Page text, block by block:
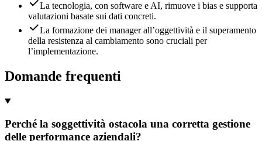
La tecnologia, con software e AI, rimuove i bias e supporta
valutazioni basate sui dati concreti.
La formazione dei manager all’oggettività e il superamento
della resistenza al cambiamento sono cruciali per
l’implementazione.
Domande frequenti
Perché la soggettività ostacola una corretta gestione
delle performance aziendali?